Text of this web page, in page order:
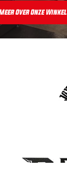
Over Onze Winkel